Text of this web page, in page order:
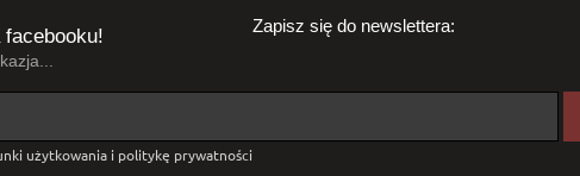
facebooku! Zapisz się do newslettera:
użytkowania i politykę prywatności